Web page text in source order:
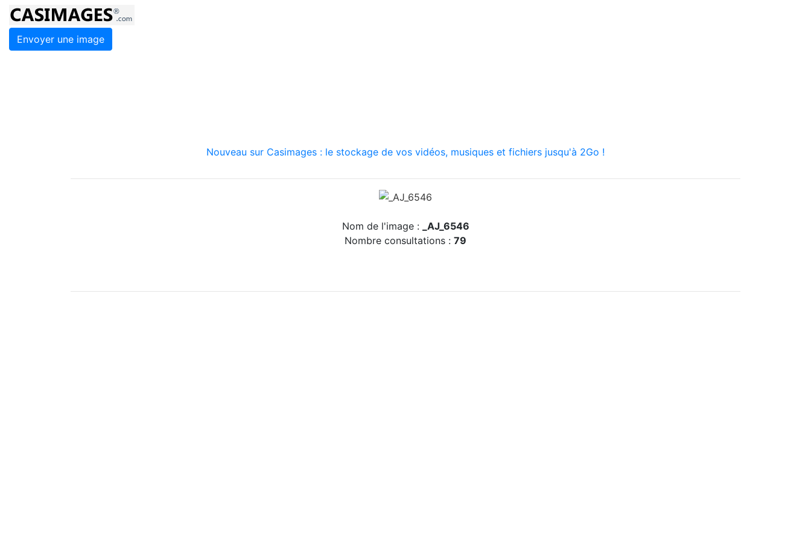
Envoyer une image
Nouveau sur Casimages : le stockage de vos vidéos, musiques et fichiers jusqu'à 2Go !
Nom de l'image :
_AJ_6546
Nombre consultations : 79